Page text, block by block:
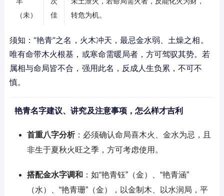
（未）
佳
转危为机。
须知：“艳青”之名，火木冲天，最忌金水弱、土燥之相。
唯有命带木火根基，或寒命需暖局者，方可驾驭其势。若
属相与命局皆不合，强用此名，反成人生负累，不可不
慎。
艳青名字建议、讲究及注意事项，怎么样才吉利
首重八字分析：必须确认命局喜木火、金水为忌，且
非生于夏秋火旺之季，方可考虑使用。
搭配金水字调和 ：如“艳青钰”（金）、“艳青涵”
（水）、“艳青珊”（金），以金制木、以水润局，平